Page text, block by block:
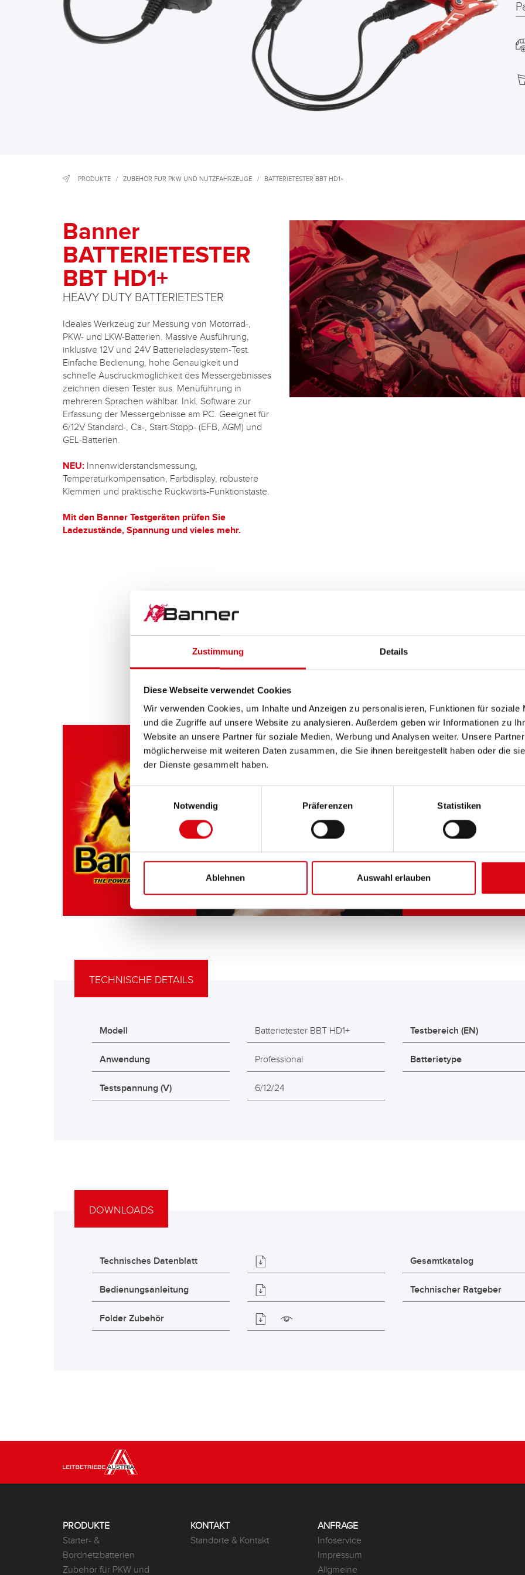
Zustimmung Details
Diese Webseite verwendet Cookies
Wir verwenden Cookies, um Inhalte und Anzeigen zu personalisieren, Funktionen für soziale
und die Zugriffe auf unsere Website zu analysieren. Außerdem geben wir Informationen zu
Website an unsere Partner für soziale Medien, Werbung und Analysen weiter. Unsere
möglicherweise mit weiteren Daten zusammen, die Sie ihnen bereitgestellt haben oder die
der Dienste gesammelt haben.
Einwilligungsauswahl
Notwendig
Präferenzen Statistiken
Ablehnen Auswahl erlauben
PRODUKTE / ZUBEHÖR FÜR PKW UND NUTZFAHRZEUGE / BATTERIETESTER BBT HD1+
Banner
BATTERIETESTER
BBT HD1+
HEAVY DUTY BATTERIETESTER
Ideales Werkzeug zur Messung von Motorrad-,
PKW- und LKW-Batterien. Massive Ausführung,
inklusive 12V und 24V Batterieladesystem-Test.
Einfache Bedienung, hohe Genauigkeit und
schnelle Ausdruckmöglichkeit des Messergebnisses
zeichnen diesen Tester aus. Menüführung in
mehreren Sprachen wählbar. Inkl. Software zur
Erfassung der Messergebnisse am PC. Geeignet für
6/12V Standard-, Ca-, Start-Stopp- (EFB, AGM) und
GEL-Batterien.
NEU: Innenwiderstandsmessung,
Temperaturkompensation, Farbdisplay, robustere
Klemmen und praktische Rückwärts-Funktionstaste.
Mit den Banner Testgeräten prüfen Sie
Ladezustände, Spannung und vieles mehr.
TECHNISCHE DETAILS
Modell Batterietester BBT HD1+
Anwendung Professional
Testspannung (V) 6/12/24
Testbereich (EN)
Batterietype
DOWNLOADS
Technisches Datenblatt
Bedienungsanleitung
Folder Zubehör
Gesamtkatalog
Technischer Ratgeber
PRODUKTE
Starter- &
Bordnetzbatterien
Zubehör für PKW und
KONTAKT
Standorte & Kontakt
ANFRAGE
Infoservice
Impressum
Allgmeine